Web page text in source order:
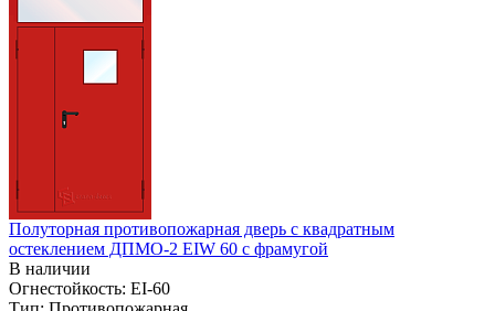
Полуторная противопожарная дверь с квадратным
остеклением ДПМО-2 EIW 60 с фрамугой
В наличии
Огнестойкость: EI-60